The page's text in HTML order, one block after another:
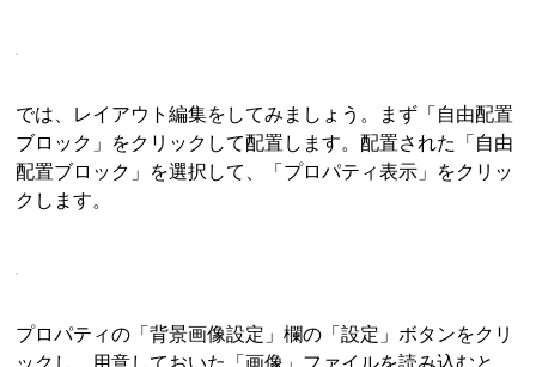
では、レイアウト編集をしてみましょう。まず「自由配置
ブロック」をクリックして配置します。配置された「自由
配置ブロック」を選択して、「プロパティ表示」をクリッ
クします。
プロパティの「背景画像設定」欄の「設定」ボタンをクリ
ックし、用意しておいた「画像」ファイルを読み込むと、